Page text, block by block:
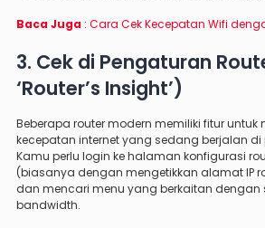
Baca Juga : Cara Cek Kecepatan Wifi
3. Cek di Pengaturan
‘Router’s Insight’)
Beberapa router modern memiliki fitur untuk
kecepatan internet yang sedang berjalan
Kamu perlu login ke halaman konfigurasi
(biasanya dengan mengetikkan alamat IP
dan mencari menu yang berkaitan dengan
bandwidth.